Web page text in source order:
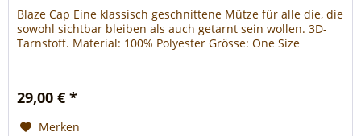
Blaze Cap Eine klassisch geschnittene Mütze für alle die, die
sowohl sichtbar bleiben als auch getarnt sein wollen. 3D-
Tarnstoff. Material: 100% Polyester Grösse: One Size
29,00 € *
Merken